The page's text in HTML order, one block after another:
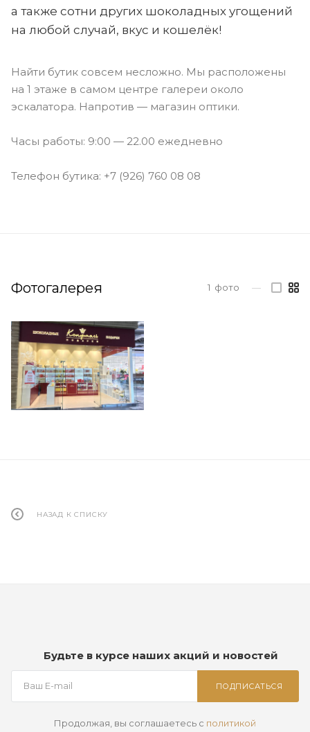
а также сотни других шоколадных угощений
на любой случай, вкус и кошелёк!
Найти бутик совсем несложно. Мы расположены
на 1 этаже в самом центре галереи около
эскалатора. Напротив — магазин оптики.
Часы работы: 9:00 — 22.00 ежедневно
Телефон бутика: +7 (926) 760 08 08
Фотогалерея 1 фото —
НАЗАД К СПИСКУ
Будьте в курсе наших акций и новостей
ПОДПИСАТЬСЯ
Продолжая, вы соглашаетесь с политикой